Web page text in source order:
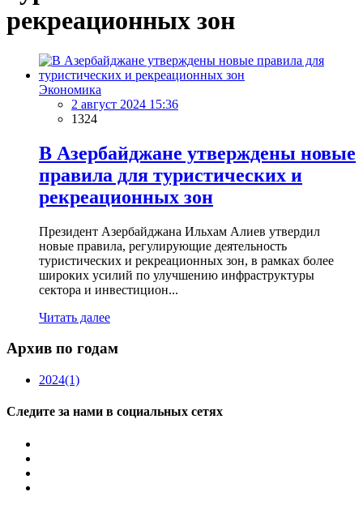
рекреационных зон
Экономика
2 август 2024 15:36
1324
В Азербайджане утверждены новые
правила для туристических и
рекреационных зон
Президент Азербайджана Ильхам Алиев утвердил
новые правила, регулирующие деятельность
туристических и рекреационных зон, в рамках более
широких усилий по улучшению инфраструктуры
сектора и инвестицион...
Читать далее
Архив по годам
2024(1)
Следите за нами в социальных сетях